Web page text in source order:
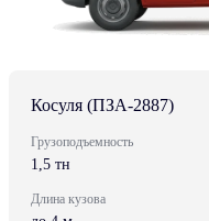
Косуля (ПЗА-2887)
Грузоподъемность
1,5 тн
Длина кузова